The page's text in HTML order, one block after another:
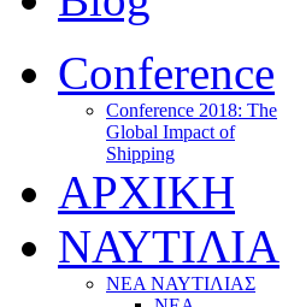
Conference
Conference 2018: The
Global Impact of
Shipping
ΑΡΧΙΚΗ
ΝΑΥΤΙΛΙΑ
ΝΕΑ ΝΑΥΤΙΛΙΑΣ